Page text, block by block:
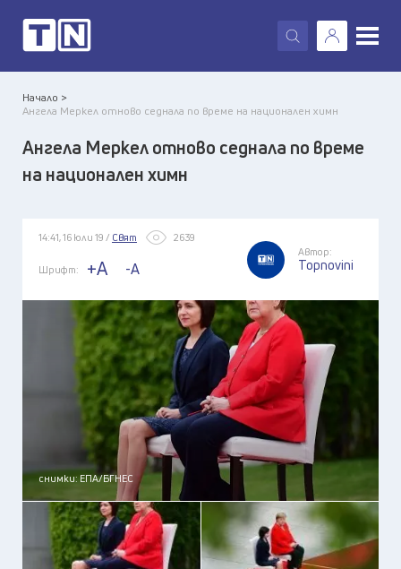
X
Начало >
Ангела Меркел отново седнала по време на национален химн
Ангела Меркел отново седнала по време
на национален химн
14:41, 16 юли 19 / Свят 2639
Шрифт: +A -A
Автор:
Topnovini
снимки: ЕПА/БГНЕС